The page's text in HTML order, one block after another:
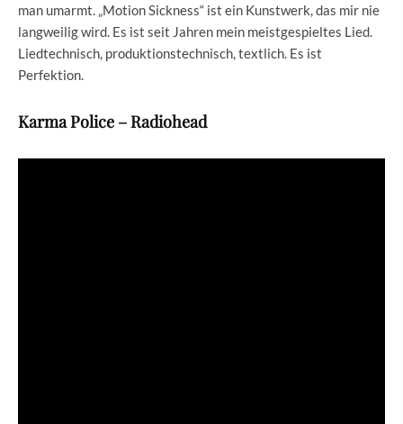
man umarmt. „Motion Sickness“ ist ein Kunstwerk, das mir nie
langweilig wird. Es ist seit Jahren mein meistgespieltes Lied.
Liedtechnisch, produktionstechnisch, textlich. Es ist
Perfektion.
Karma Police – Radiohead